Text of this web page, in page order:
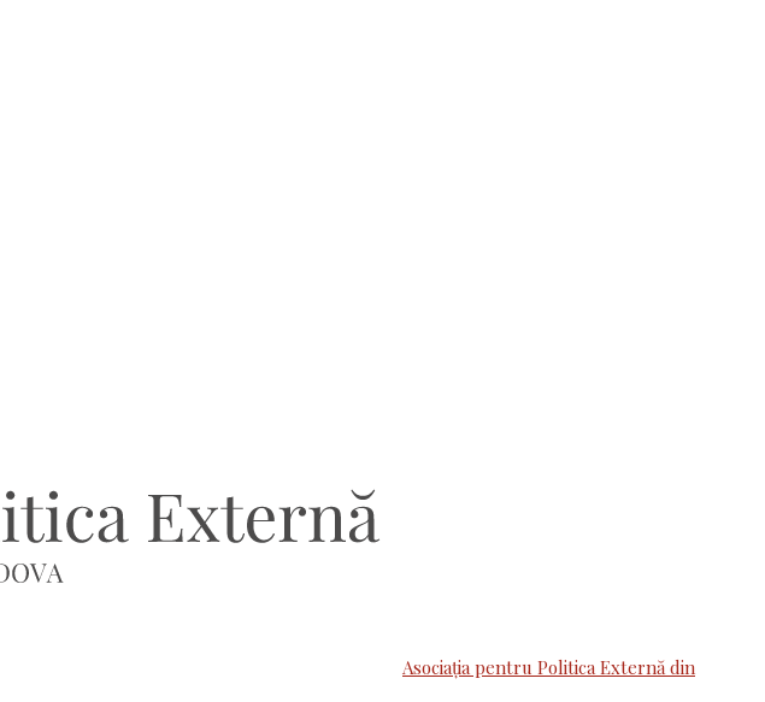
Asociaţia pentru Politica Externă din